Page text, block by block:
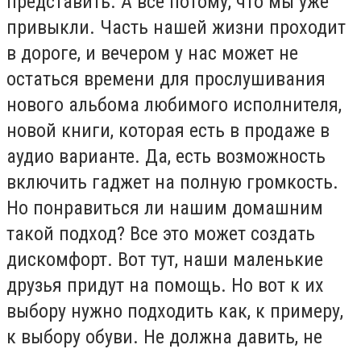
привыкли. Часть нашей жизни проходит
в дороге, и вечером у нас может не
остаться времени для прослушивания
нового альбома любимого исполнителя,
новой книги, которая есть в продаже в
аудио варианте. Да, есть возможность
включить гаджет на полную громкость.
Но понравиться ли нашим домашним
такой подход? Все это может создать
дискомфорт. Вот тут, наши маленькие
друзья придут на помощь. Но вот к их
выбору нужно подходить как, к примеру,
к выбору обуви. Не должна давить, не